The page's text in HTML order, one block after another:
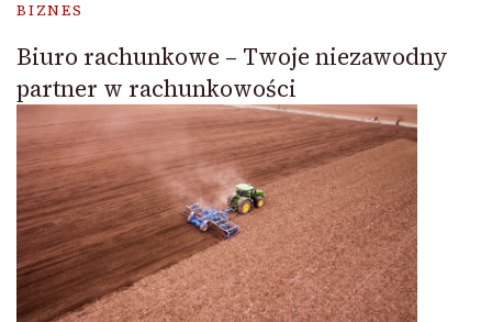
BIZNES
Biuro rachunkowe – Twoje niezawodny
partner w rachunkowości